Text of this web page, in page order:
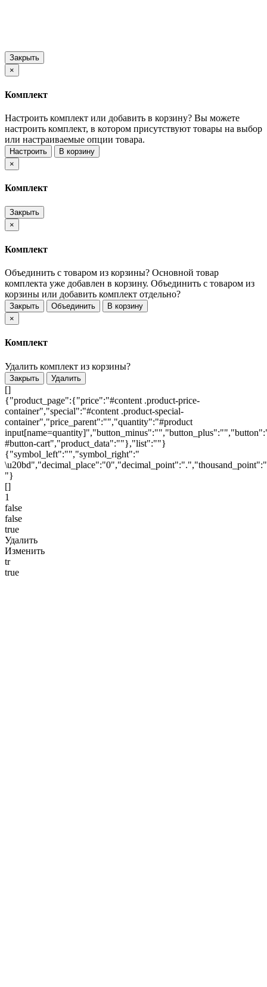
Закрыть
×
Комплект
Настроить комплект или добавить в корзину? Вы можете
настроить комплект, в котором присутствуют товары на выбор
или настраиваемые опции товара.
Настроить
В корзину
×
Комплект
Закрыть
×
Комплект
Объединить с товаром из корзины? Основной товар
комплекта уже добавлен в корзину. Объединить с товаром из
корзины или добавить комплект отдельно?
Закрыть Объединить
В корзину
×
Комплект
Удалить комплект из корзины?
Закрыть Удалить
[]
{"product_page":{"price":"#content .product-price-
container","special":"#content .product-special-
container","price_parent":"","quantity":"#product
#button-cart","product_data":""},"list":""}
{"symbol_left":"","symbol_right":"
\u20bd","decimal_place":"0","decimal_point":".","thousand_point":"
"}
[]
1
false
false
true
Удалить
Изменить
tr
true